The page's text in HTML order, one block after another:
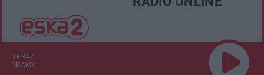
TERAZ
GRAMY